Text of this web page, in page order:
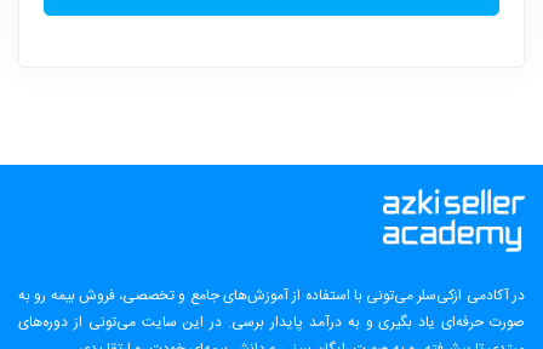
در آکادمی ازکی‌سلر می‌تونی با استفاده از آموزش‌های جامع و تخصصی، فروش بیمه رو به
صورت حرفه‌ای یاد بگیری و به درآمد پایدار برسی. در این سایت می‌تونی از دوره‌های